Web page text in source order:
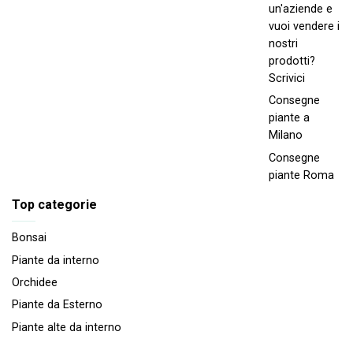
un'aziende e
vuoi vendere i
nostri
prodotti?
Scrivici
Consegne
piante a
Milano
Consegne
piante Roma
Top categorie
Bonsai
Piante da interno
Orchidee
Piante da Esterno
Piante alte da interno